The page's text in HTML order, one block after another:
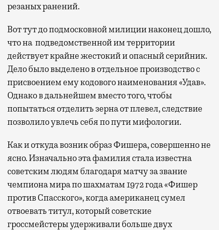
резаных ранений.
Вот тут до подмосковной милиции наконец дошло,
что на подведомственной им территории
действует крайне жестокий и опасный серийник.
Дело было выделено в отдельное производство с
присвоением ему кодового наименования «Удав».
Однако в дальнейшем вместо того, чтобы
попытаться отделить зерна от плевел, следствие
позволило увлечь себя по пути мифологии.
Как и откуда возник образ Фишера, совершенно не
ясно. Изначально эта фамилия стала известна
советским людям благодаря матчу за звание
чемпиона мира по шахматам 1972 года «Фишер
против Спасского», когда американец сумел
отвоевать титул, который советские
гроссмейстеры удерживали больше двух